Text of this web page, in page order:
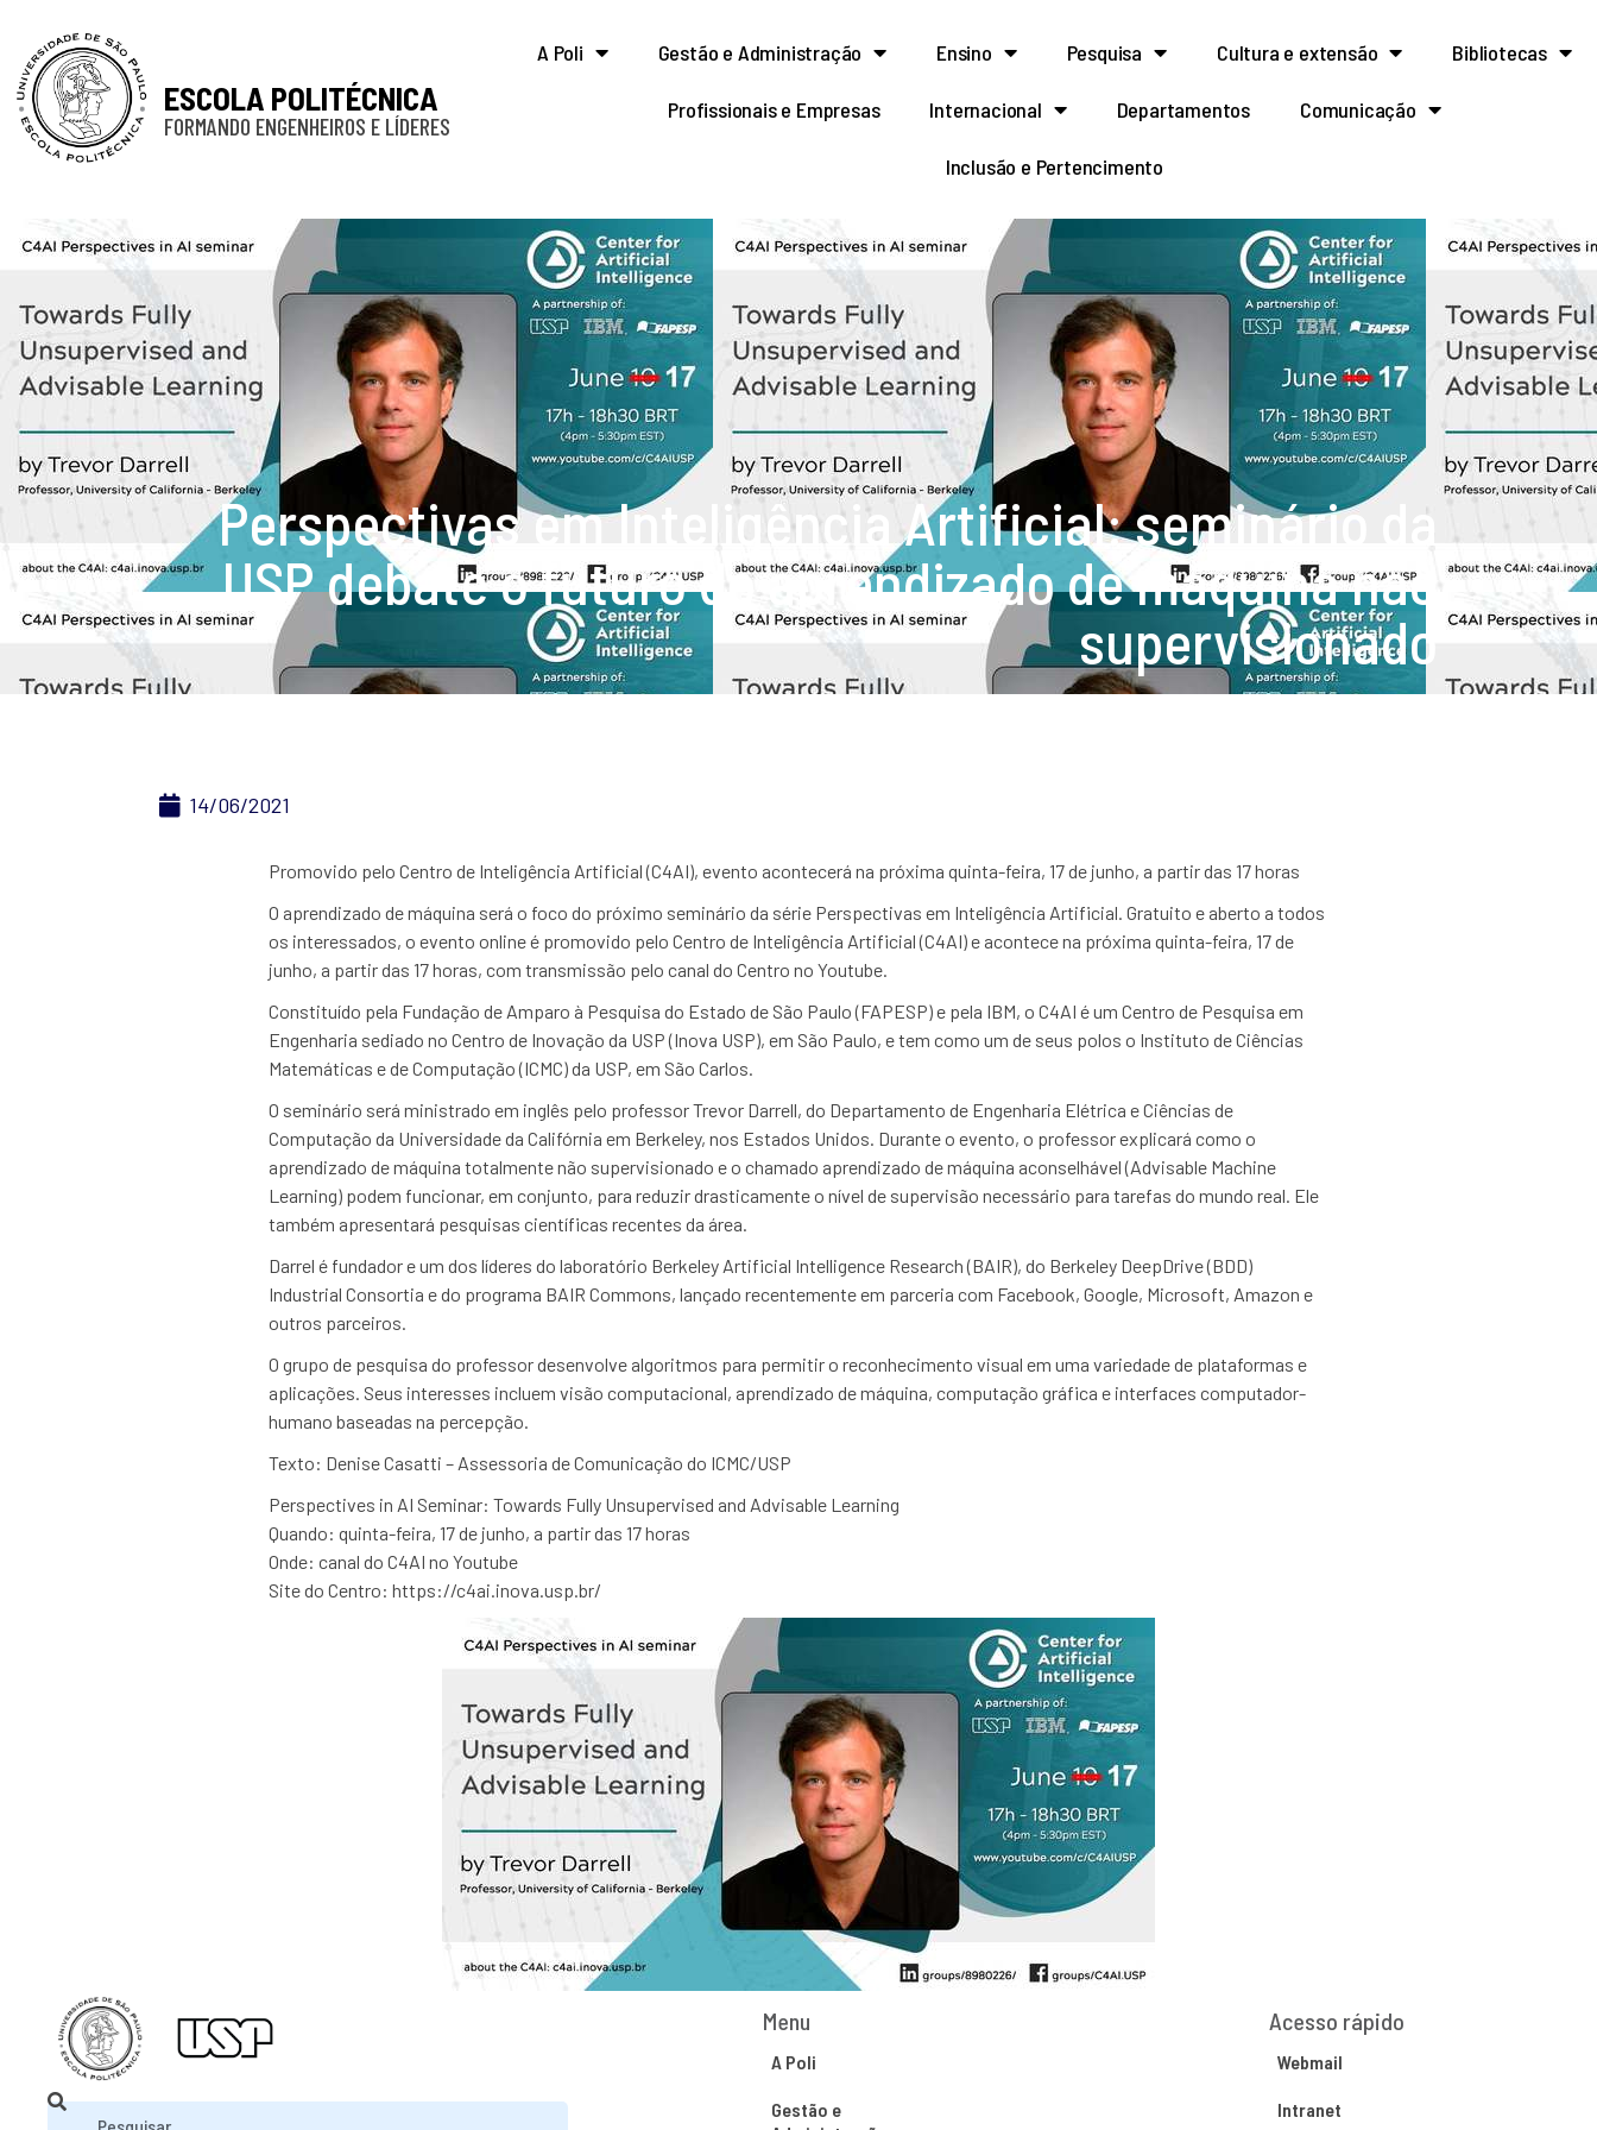
ESCOLA POLITÉCNICA
FORMANDO ENGENHEIROS E LÍDERES
A Poli Gestão e Administração Ensino Pesquisa Cultura e extensão Bibliotecas
Profissionais e Empresas Internacional Departamentos Comunicação
Inclusão e Pertencimento
Perspectivas em Inteligência Artificial: seminário da
USP debate o futuro do aprendizado de máquina não
supervisionado
14/06/2021
Promovido pelo Centro de Inteligência Artificial (C4AI), evento acontecerá na próxima quinta-feira, 17 de junho, a partir das 17 horas
O aprendizado de máquina será o foco do próximo seminário da série Perspectivas em Inteligência Artificial. Gratuito e aberto a todos
os interessados, o evento online é promovido pelo Centro de Inteligência Artificial (C4AI) e acontece na próxima quinta-feira, 17 de
junho, a partir das 17 horas, com transmissão pelo canal do Centro no Youtube.
Constituído pela Fundação de Amparo à Pesquisa do Estado de São Paulo (FAPESP) e pela IBM, o C4AI é um Centro de Pesquisa em
Engenharia sediado no Centro de Inovação da USP (Inova USP), em São Paulo, e tem como um de seus polos o Instituto de Ciências
Matemáticas e de Computação (ICMC) da USP, em São Carlos.
O seminário será ministrado em inglês pelo professor Trevor Darrell, do Departamento de Engenharia Elétrica e Ciências de
Computação da Universidade da Califórnia em Berkeley, nos Estados Unidos. Durante o evento, o professor explicará como o
aprendizado de máquina totalmente não supervisionado e o chamado aprendizado de máquina aconselhável (Advisable Machine
Learning) podem funcionar, em conjunto, para reduzir drasticamente o nível de supervisão necessário para tarefas do mundo real. Ele
também apresentará pesquisas científicas recentes da área.
Darrel é fundador e um dos líderes do laboratório Berkeley Artificial Intelligence Research (BAIR), do Berkeley DeepDrive (BDD)
Industrial Consortia e do programa BAIR Commons, lançado recentemente em parceria com Facebook, Google, Microsoft, Amazon e
outros parceiros.
O grupo de pesquisa do professor desenvolve algoritmos para permitir o reconhecimento visual em uma variedade de plataformas e
aplicações. Seus interesses incluem visão computacional, aprendizado de máquina, computação gráfica e interfaces computador-
humano baseadas na percepção.
Texto: Denise Casatti – Assessoria de Comunicação do ICMC/USP
Perspectives in AI Seminar: Towards Fully Unsupervised and Advisable Learning
Quando: quinta-feira, 17 de junho, a partir das 17 horas
Onde: canal do C4AI no Youtube
Site do Centro: https://c4ai.inova.usp.br/
Menu
A Poli
Gestão e
Acesso rápido
Webmail
Intranet